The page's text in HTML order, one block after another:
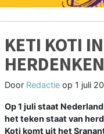
KETI KOTI
Door Redactie op 1 juli
Op 1 juli staat
het teken staat van
Koti komt uit het